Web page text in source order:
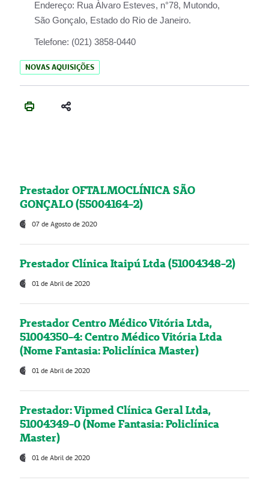
Endereço: Rua Àlvaro Esteves, n°78, Mutondo,
São Gonçalo, Estado do Rio de Janeiro.
Telefone: (021) 3858-0440
NOVAS AQUISIÇÕES
Prestador OFTALMOCLÍNICA SÃO
GONÇALO (55004164-2)
07 de Agosto de 2020
Prestador Clínica Itaipú Ltda (51004348-2)
01 de Abril de 2020
Prestador Centro Médico Vitória Ltda,
51004350-4: Centro Médico Vitória Ltda
(Nome Fantasia: Policlínica Master)
01 de Abril de 2020
Prestador: Vipmed Clínica Geral Ltda,
51004349-0 (Nome Fantasia: Policlínica
Master)
01 de Abril de 2020